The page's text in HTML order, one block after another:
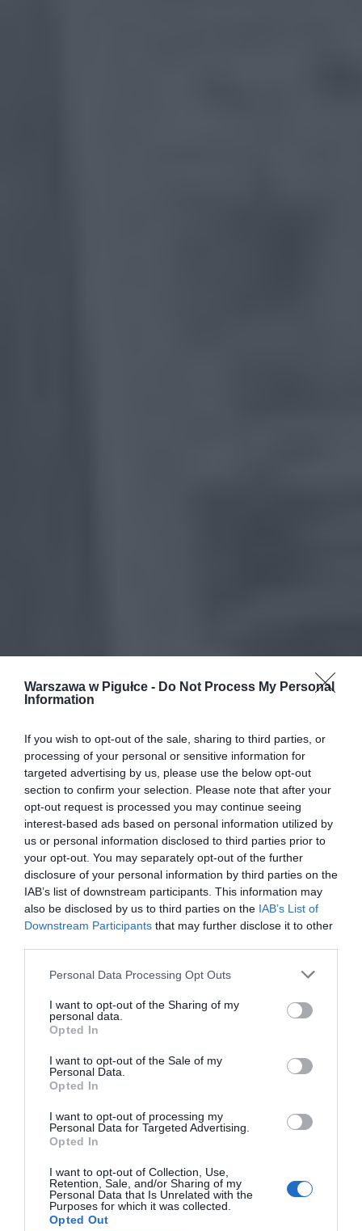
Warszawa w Pigułce - Do Not Process My Personal
Information
If you wish to opt-out of the sale, sharing to third parties, or
processing of your personal or sensitive information for
targeted advertising by us, please use the below opt-out
section to confirm your selection. Please note that after your
opt-out request is processed you may continue seeing
interest-based ads based on personal information utilized by
us or personal information disclosed to third parties prior to
your opt-out. You may separately opt-out of the further
disclosure of your personal information by third parties on the
IAB’s list of downstream participants. This information may
also be disclosed by us to third parties on the IAB’s List of
Downstream Participants that may further disclose it to other
Personal Data Processing Opt Outs
I want to opt-out of the Sharing of my
personal data.
Opted In
I want to opt-out of the Sale of my
Personal Data.
Opted In
I want to opt-out of processing my
Personal Data for Targeted Advertising.
Opted In
I want to opt-out of Collection, Use,
Retention, Sale, and/or Sharing of my
Personal Data that Is Unrelated with the
Purposes for which it was collected.
Opted Out